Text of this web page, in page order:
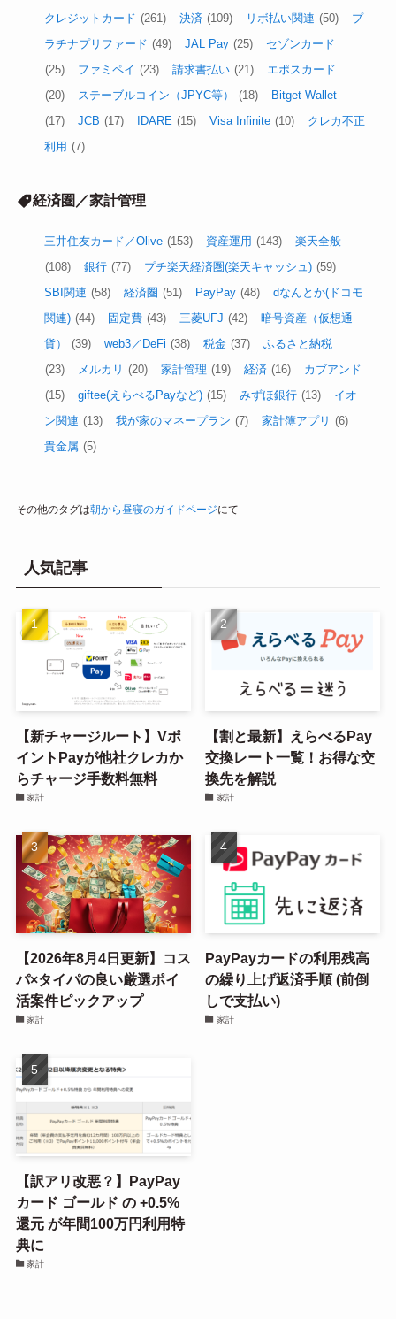
クレジットカード (261) 決済 (109) リボ払い関連 (50)
プ
ラチナプリファード (49) JAL Pay (25)
セゾンカード
(25)
ファミペイ (23) 請求書払い (21)
エポスカード
(20)
ステーブルコイン（JPYC等） (18)
Bitget Wallet
(17)
JCB (17) IDARE (15) Visa Infinite (10)
クレカ不正
利用 (7)
経済圏／家計管理
三井住友カード／Olive (153) 資産運用 (143)
楽天全般
(108)
銀行 (77) プチ楽天経済圏(楽天キャッシュ) (59)
SBI関連 (58) 経済圏 (51) PayPay (48)
dなんとか(ドコモ
関連) (44) 固定費 (43) 三菱UFJ (42)
暗号資産（仮想通
貨）
(39) web3／DeFi (38) 税金 (37)
ふるさと納税
(23)
メルカリ (20) 家計管理 (19) 経済 (16)
カブアンド
(15)
giftee(えらべるPayなど) (15) みずほ銀行 (13)
イオ
ン関連 (13) 我が家のマネープラン (7) 家計簿アプリ (6)
貴金属 (5)
その他のタグは朝から昼寝のガイドページにて
人気記事
【新チャージルート】Vポ
イントPayが他社クレカか
らチャージ手数料無料
家計
【割と最新】えらべるPay
交換レート一覧！お得な交
換先を解説
家計
【2026年8月4日更新】コス
パ×タイパの良い厳選ポイ
活案件ピックアップ
家計
PayPayカードの利用残高
の繰り上げ返済手順 (前倒
しで支払い)
家計
【訳アリ改悪？】PayPay
カード ゴールド の +0.5%
還元 が年間100万円利用特
典に
家計